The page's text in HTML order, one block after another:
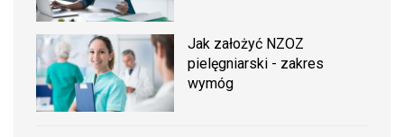
Jak założyć NZOZ
pielęgniarski - zakres
wymóg